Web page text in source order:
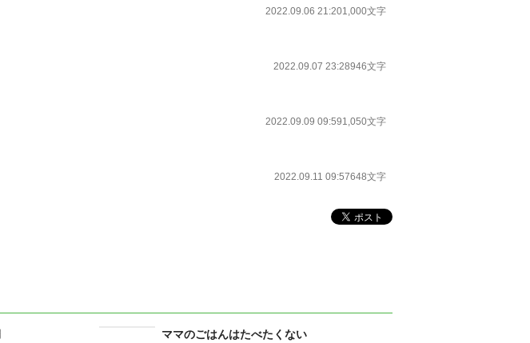
2022.09.06 21:201,000文字
2022.09.07 23:28946文字
2022.09.09 09:591,050文字
2022.09.11 09:57648文字
ママのごはんはたべたくない